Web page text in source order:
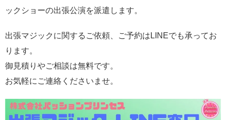
ックショーの出張公演を派遣します。
出張マジックに関するご依頼、ご予約はLINEでも承ってお
ります。
御見積りやご相談は無料です。
お気軽にご連絡くださいませ。